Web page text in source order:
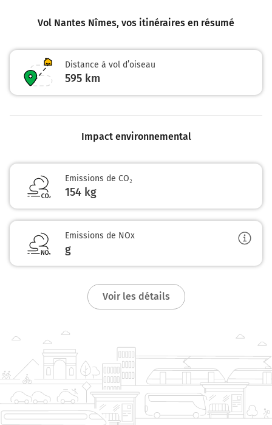
Vol Nantes Nîmes, vos itinéraires en résumé
Distance à vol d’oiseau
595 km
Impact environnemental
Emissions de CO₂
154 kg
Emissions de NOx
g
Voir les détails